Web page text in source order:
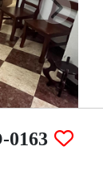
0163